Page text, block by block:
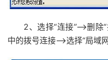
2、选择“连接”——>删
中的拨号连接——>选择“局域网